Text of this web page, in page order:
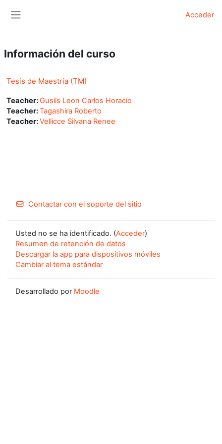
Acceder
Información del curso
Tesis de Maestría (TM)
Teacher:Gusils Leon Carlos Horacio
Teacher:Tagashira Roberto
Teacher:Vellicce Silvana Renee
Contactar con el soporte del sitio
Usted no se ha identificado. (Acceder)
Resumen de retención de datos
Descargar la app para dispositivos móviles
Cambiar al tema estándar
Desarrollado por Moodle